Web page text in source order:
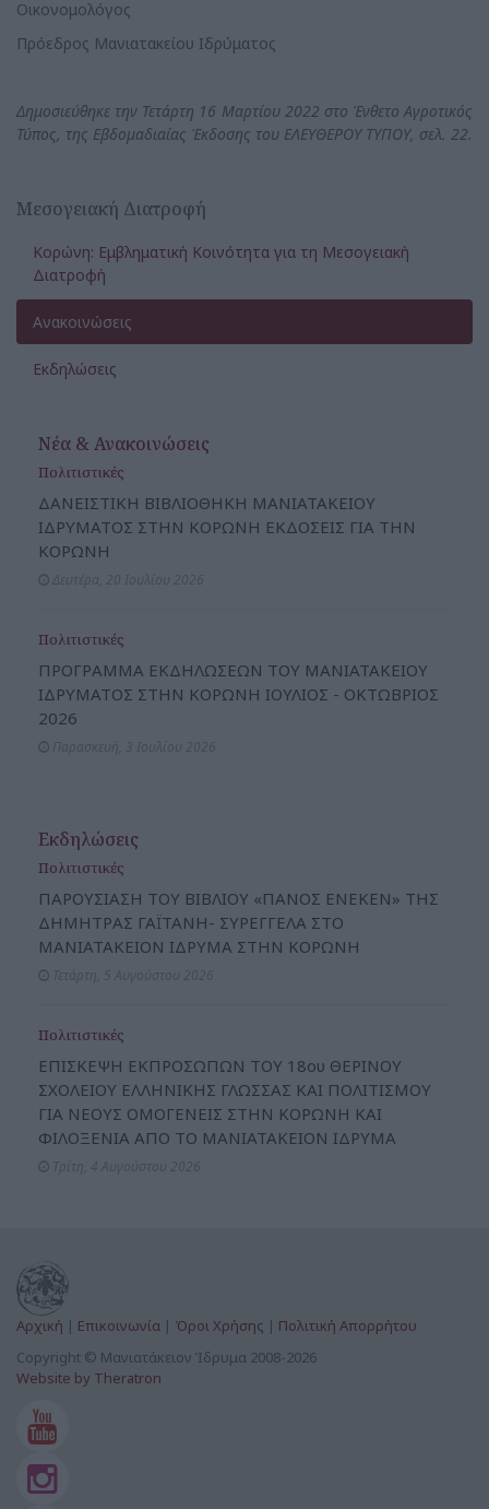
Οικονομολόγος
Πρόεδρος Μανιατακείου Ιδρύματος
Δημοσιεύθηκε την Τετάρτη 16 Μαρτίου 2022 στο Ένθετο Αγροτικός
Τύπος, της Εβδομαδιαίας Έκδοσης του ΕΛΕΥΘΕΡΟΥ ΤΥΠΟΥ, σελ. 22.
Μεσογειακή Διατροφή
Κορώνη: Εμβληματική Κοινότητα για τη Μεσογειακή
Διατροφή
Ανακοινώσεις
Εκδηλώσεις
Νέα & Ανακοινώσεις
Πολιτιστικές
ΔΑΝΕΙΣΤΙΚΗ ΒΙΒΛΙΟΘΗΚΗ ΜΑΝΙΑΤΑΚΕΙΟΥ
ΙΔΡΥΜΑΤΟΣ ΣΤΗΝ ΚΟΡΩΝΗ ΕΚΔΟΣΕΙΣ ΓΙΑ ΤΗΝ
ΚΟΡΩΝΗ
Πολιτιστικές
ΠΡΟΓΡΑΜΜΑ ΕΚΔΗΛΩΣΕΩΝ ΤΟΥ ΜΑΝΙΑΤΑΚΕΙΟΥ
ΙΔΡΥΜΑΤΟΣ ΣΤΗΝ ΚΟΡΩΝΗ ΙΟΥΛΙΟΣ - ΟΚΤΩΒΡΙΟΣ
2026
Εκδηλώσεις
Πολιτιστικές
ΠΑΡΟΥΣΙΑΣΗ ΤΟΥ ΒΙΒΛΙΟΥ «ΠΑΝΟΣ ΕΝΕΚΕΝ» ΤΗΣ
ΔΗΜΗΤΡΑΣ ΓΑΪΤΑΝΗ- ΣΥΡΕΓΓΕΛΑ ΣΤΟ
ΜΑΝΙΑΤΑΚΕΙΟΝ ΙΔΡΥΜΑ ΣΤΗΝ ΚΟΡΩΝΗ
Πολιτιστικές
ΕΠΙΣΚΕΨΗ ΕΚΠΡΟΣΩΠΩΝ ΤΟΥ 18ου ΘΕΡΙΝΟΥ
ΣΧΟΛΕΙΟΥ ΕΛΛΗΝΙΚΗΣ ΓΛΩΣΣΑΣ ΚΑΙ ΠΟΛΙΤΙΣΜΟΥ
ΓΙΑ ΝΕΟΥΣ ΟΜΟΓΕΝΕΙΣ ΣΤΗΝ ΚΟΡΩΝΗ ΚΑΙ
ΦΙΛΟΞΕΝΙΑ ΑΠΟ ΤΟ ΜΑΝΙΑΤΑΚΕΙΟΝ ΙΔΡΥΜΑ
Αρχική | Επικοινωνία | Όροι Χρήσης | Πολιτική Απορρήτου
Copyright © Μανιατάκειον Ίδρυμα 2008-2026
Website by Theratron